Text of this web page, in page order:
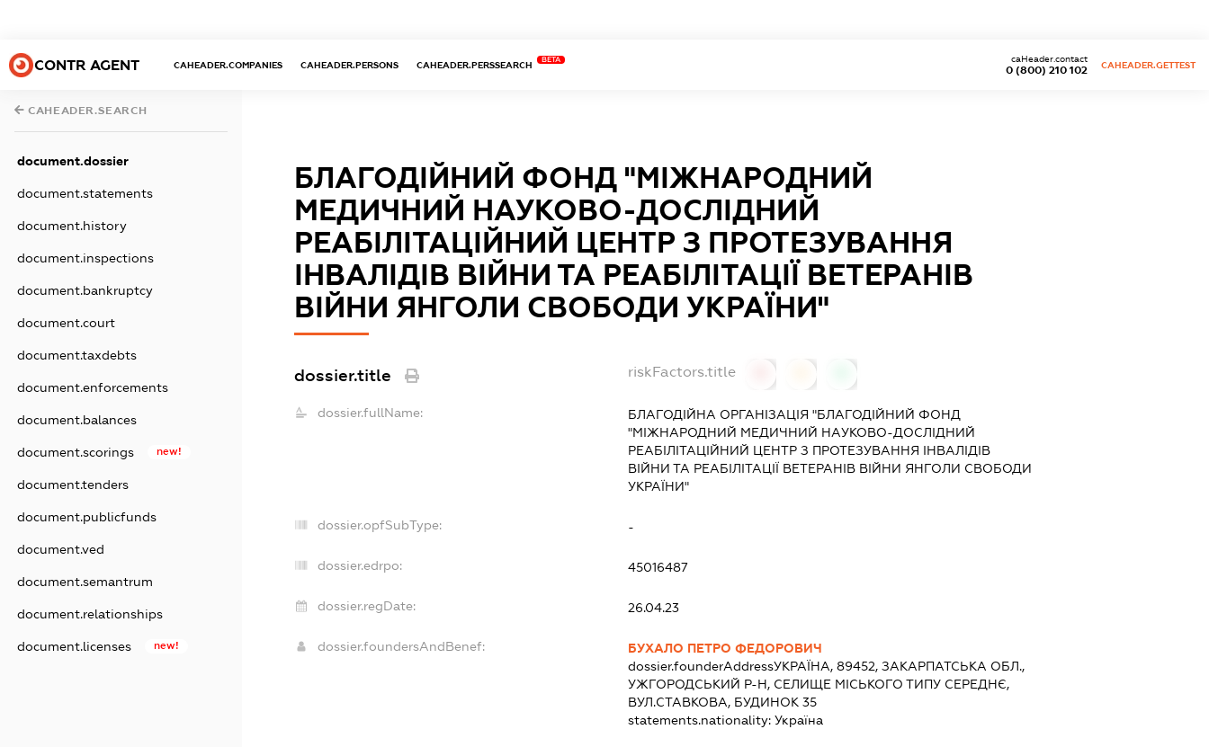
CONTR AGENT CAHEADER.COMPANIES CAHEADER.PERSONS CAHEADER.PERSSEARCH
BETA
0 (800) 210 102
caHeader.contact
CAHEADER.GETTEST
CAHEADER.SEARCH
document.dossier
document.statements
document.history
document.inspections
document.bankruptcy
document.court
document.taxdebts
document.enforcements
document.balances
document.scorings new!
document.tenders
document.publicfunds
document.ved
document.semantrum
document.relationships
document.licenses new!
БЛАГОДІЙНИЙ ФОНД "МІЖНАРОДНИЙ
МЕДИЧНИЙ НАУКОВО-ДОСЛІДНИЙ
РЕАБІЛІТАЦІЙНИЙ ЦЕНТР З ПРОТЕЗУВАННЯ
ІНВАЛІДІВ ВІЙНИ ТА РЕАБІЛІТАЦІЇ ВЕТЕРАНІВ
ВІЙНИ ЯНГОЛИ СВОБОДИ УКРАЇНИ"
dossier.title riskFactors.title
dossier.fullName:
БЛАГОДІЙНА ОРГАНІЗАЦІЯ "БЛАГОДІЙНИЙ ФОНД
"МІЖНАРОДНИЙ МЕДИЧНИЙ НАУКОВО-ДОСЛІДНИЙ
РЕАБІЛІТАЦІЙНИЙ ЦЕНТР З ПРОТЕЗУВАННЯ ІНВАЛІДІВ
ВІЙНИ ТА РЕАБІЛІТАЦІЇ ВЕТЕРАНІВ ВІЙНИ ЯНГОЛИ СВОБОДИ
УКРАЇНИ"
dossier.opfSubType: -
dossier.edrpo: 45016487
dossier.regDate: 26.04.23
dossier.foundersAndBenef:
БУХАЛО ПЕТРО ФЕДОРОВИЧ
dossier.founderAddressУКРАЇНА, 89452, ЗАКАРПАТСЬКА ОБЛ.,
УЖГОРОДСЬКИЙ Р-Н, СЕЛИЩЕ МІСЬКОГО ТИПУ СЕРЕДНЄ,
ВУЛ.СТАВКОВА, БУДИНОК 35
statements.nationality: Україна